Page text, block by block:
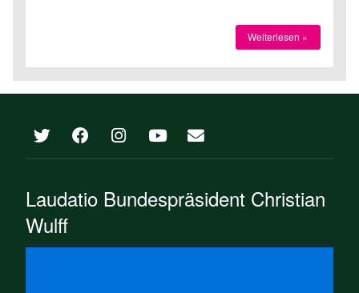
Weiterlesen »
Laudatio Bundespräsident Christian
Wulff